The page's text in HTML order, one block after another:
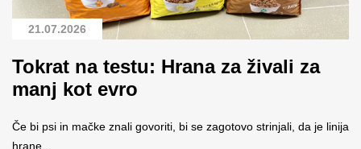
21.07.2026
Tokrat na testu: Hrana za živali za
manj kot evro
Če bi psi in mačke znali govoriti, bi se zagotovo strinjali, da je linija
hrane...